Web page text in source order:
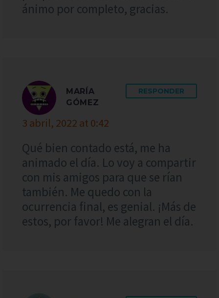
ánimo por completo, gracias.
MARÍA
GÓMEZ
3 abril, 2022 at 0:42
RESPONDER
Qué bien contado está, me ha
animado el día. Lo voy a compartir
con mis amigos para que se rían
también. Me quedo con la
ocurrencia final, es genial. ¡Más de
estos, por favor! Me alegran el día.